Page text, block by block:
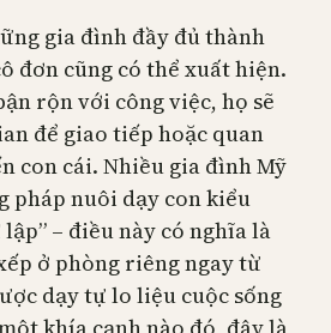
gia đình đầy đủ thành
đơn cũng có thể xuất hiện.
rộn với công việc, họ sẽ
để giao tiếp hoặc quan
con cái. Nhiều gia đình Mỹ
pháp nuôi dạy con kiểu
– điều này có nghĩa là
ở phòng riêng ngay từ
dạy tự lo liệu cuộc sống